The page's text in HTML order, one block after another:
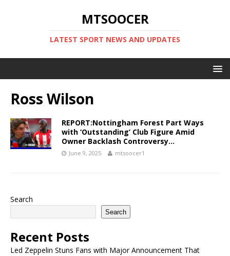
MTSOOCER
LATEST SPORT NEWS AND UPDATES
Ross Wilson
REPORT:Nottingham Forest Part Ways
with ‘Outstanding’ Club Figure Amid
Owner Backlash Controversy…
June 9, 2025 mtsoocer1
Search
Search
Recent Posts
Led Zeppelin Stuns Fans with Major Announcement That